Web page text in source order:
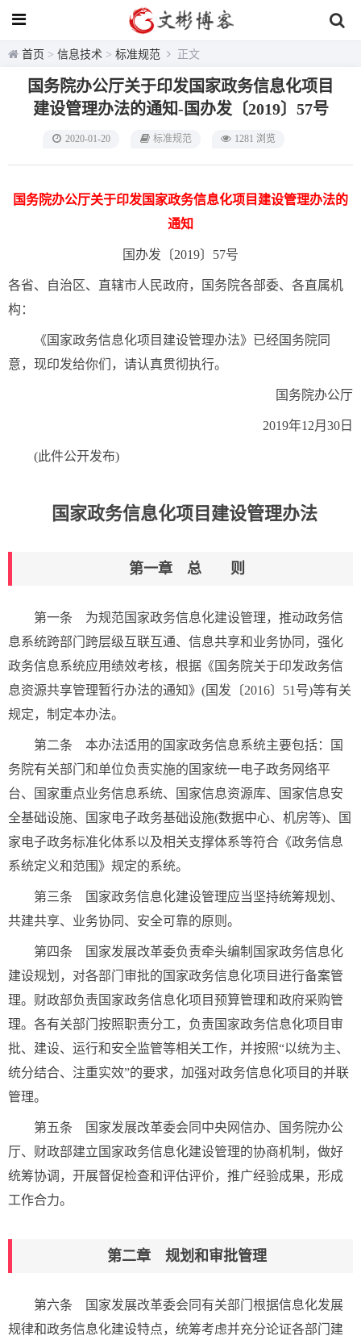
首页 > 信息技术 > 标准规范 正文
国务院办公厅关于印发国家政务信息化项目
建设管理办法的通知-国办发〔2019〕57号
2020-01-20 标准规范 1281 浏览
国务院办公厅关于印发国家政务信息化项目建设管理办法的
通知
国办发〔2019〕57号
各省、自治区、直辖市人民政府，国务院各部委、各直属机
构：
《国家政务信息化项目建设管理办法》已经国务院同
意，现印发给你们，请认真贯彻执行。
国务院办公厅
2019年12月30日
(此件公开发布)
国家政务信息化项目建设管理办法
第一章 总 则
第一条 为规范国家政务信息化建设管理，推动政务信
息系统跨部门跨层级互联互通、信息共享和业务协同，强化
政务信息系统应用绩效考核，根据《国务院关于印发政务信
息资源共享管理暂行办法的通知》(国发〔2016〕51号)等有关
规定，制定本办法。
第二条 本办法适用的国家政务信息系统主要包括：国
务院有关部门和单位负责实施的国家统一电子政务网络平
台、国家重点业务信息系统、国家信息资源库、国家信息安
全基础设施、国家电子政务基础设施(数据中心、机房等)、国
家电子政务标准化体系以及相关支撑体系等符合《政务信息
系统定义和范围》规定的系统。
第三条 国家政务信息化建设管理应当坚持统筹规划、
共建共享、业务协同、安全可靠的原则。
第四条 国家发展改革委负责牵头编制国家政务信息化
建设规划，对各部门审批的国家政务信息化项目进行备案管
理。财政部负责国家政务信息化项目预算管理和政府采购管
理。各有关部门按照职责分工，负责国家政务信息化项目审
批、建设、运行和安全监管等相关工作，并按照“以统为主、
统分结合、注重实效”的要求，加强对政务信息化项目的并联
管理。
第五条 国家发展改革委会同中央网信办、国务院办公
厅、财政部建立国家政务信息化建设管理的协商机制，做好
统筹协调，开展督促检查和评估评价，推广经验成果，形成
工作合力。
第二章 规划和审批管理
第六条 国家发展改革委会同有关部门根据信息化发展
规律和政务信息化建设特点，统筹考虑并充分论证各部门建